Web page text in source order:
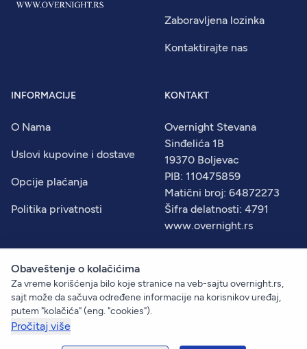
Zaboravljena lozinka
Kontaktirajte nas
INFORMACIJE
O Nama
Uslovi kupovine i dostave
Opcije plaćanja
Politika privatnosti
KONTAKT
Overnight Stevana
Sinđelića 1B
19370 Boljevac
PIB: 110475859
Matični broj: 64872273
Šifra delatnosti: 4791
www.overnight.rs
© 2026Overnight. Sva prava zadržana.
Created by:Dejan Vukelić
Obaveštenje o kolačićima
Za vreme korišćenja bilo koje stranice na veb-sajtu overnight.rs,
sajt može da sačuva određene informacije na korisnikov uređaj,
putem "kolačića" (eng. "cookies").
Pročitaj više